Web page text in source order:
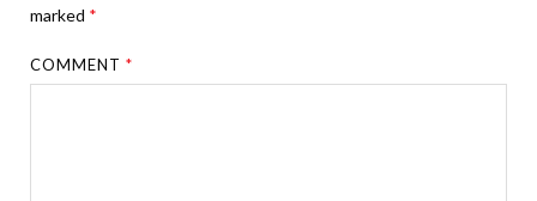
marked *
COMMENT*